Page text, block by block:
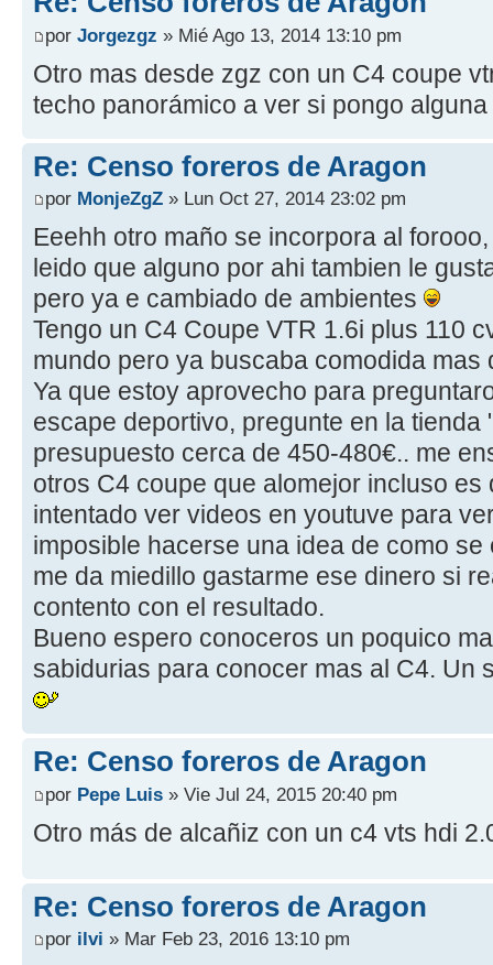
por Jorgezgz » Mié Ago 13, 2014 13:10 pm
Otro mas desde zgz con un C4 coupe
techo panorámico a ver si pongo alguna
Re: Censo foreros de Aragon
por MonjeZgZ » Lun Oct 27, 2014 23:02 pm
Eeehh otro maño se incorpora al
leido que alguno por ahi tambien le
pero ya e cambiado de ambientes
Tengo un C4 Coupe VTR 1.6i plus 110
mundo pero ya buscaba comodida
Ya que estoy aprovecho para
escape deportivo, pregunte en la tienda
presupuesto cerca de 450-480€.. me
otros C4 coupe que alomejor incluso
intentado ver videos en youtuve para
imposible hacerse una idea de como
me da miedillo gastarme ese dinero si
contento con el resultado.
Bueno espero conoceros un poquico
sabidurias para conocer mas al C4. Un
Re: Censo foreros de Aragon
por Pepe Luis » Vie Jul 24, 2015 20:40 pm
Otro más de alcañiz con un c4 vts hdi
Re: Censo foreros de Aragon
por ilvi » Mar Feb 23, 2016 13:10 pm